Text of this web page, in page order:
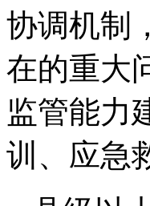
协调机制
在的重大
监管能力
训、应急